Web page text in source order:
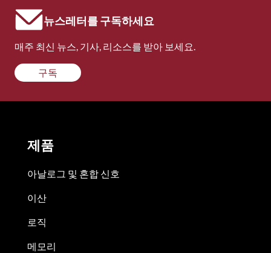
뉴스레터를 구독하세요
매주 최신 뉴스, 기사, 리소스를 받아 보세요.
구독
제품
아날로그 및 혼합 신호
이산
로직
메모리